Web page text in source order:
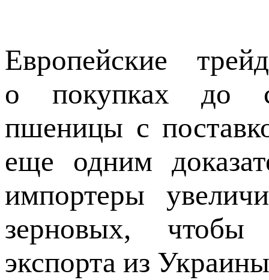
Европейские
о покупках до
пшеницы с
еще одним
импортеры
зерновых, чтобы
экспорта из